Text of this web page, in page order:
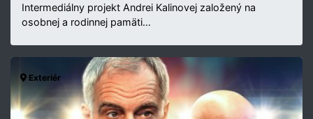
Intermediálny projekt Andrei Kalinovej založený na
osobnej a rodinnej pamäti…
Exteriér